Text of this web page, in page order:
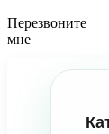
Перезвоните
мне